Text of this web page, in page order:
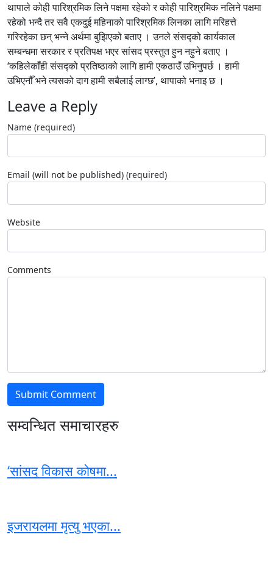
थापाले कोही पारिश्रमिक लिने पक्षमा रहेको र कोही पारिश्रमिक नलिने पक्षमा
रहेको भन्दै तर सवै एकदुई महिनाको पारिश्रमिक लिनका लागि मरिहत्ते
गरिरहेका छन् भन्ने अर्थमा बुझिएको बताए । उनले संसद्को कार्यकाल
सम्बन्धमा सरकार र प्रतिपक्ष भएर सांसद प्रस्तुत हुन नहुने बताए ।
‘कहिलेकाँही संसद्को प्रतिष्ठाको लागि हामी एकठाउँ उभिनुपर्छ । हामी
उभिएनौँ भने त्यसको दाग हामी सबैलाई लाग्छ’, थापाको भनाइ छ ।
Leave a Reply
Name (required)
Email (will not be published) (required)
Website
Comments
सम्वन्धित समाचारहरु
‘सांसद विकास कोषमा...
इजरायलमा मृत्यु भएका...